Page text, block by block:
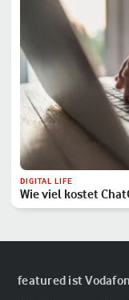
DIGITAL LIFE
Wie viel kostet
featured ist